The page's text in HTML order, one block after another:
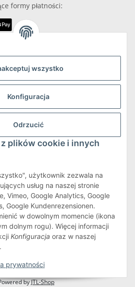
wszystko
Konfiguracja
Odrzucić
plików cookie i innych
użytkownik zezwala na
usług na naszej stronie
Vimeo, Google Analytics, Google
Google Kundenrezensionen.
w dowolnym momencie (ikona
dolnym rogu). Więcej informacji
Konfiguracja oraz w naszej
.
prywatności
formy płatności:
i zwrotach
byJTL-Shop